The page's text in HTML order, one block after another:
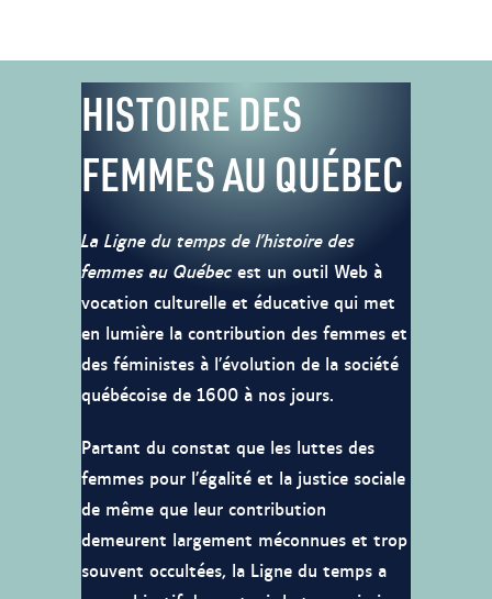
HISTOIRE DES
FEMMES AU QUÉBEC
La Ligne du temps de l’histoire des
femmes au Québec est un outil Web à
vocation culturelle et éducative qui met
en lumière la contribution des femmes et
des féministes à l’évolution de la société
québécoise de 1600 à nos jours.
Partant du constat que les luttes des
femmes pour l’égalité et la justice sociale
de même que leur contribution
demeurent largement méconnues et trop
souvent occultées, la Ligne du temps a